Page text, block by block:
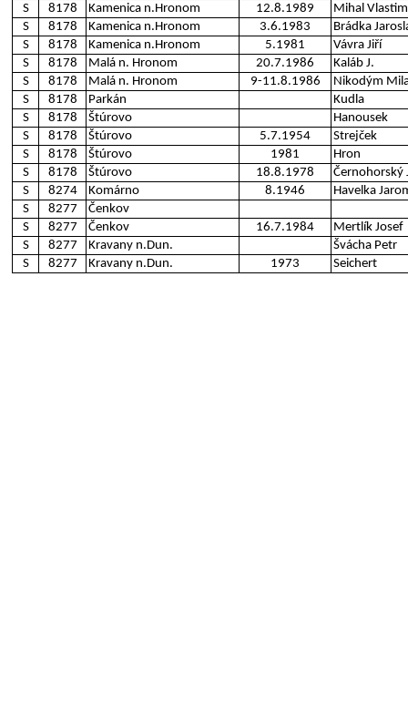
S
8178 Kamenica n.Hronom 12.8.1989
Mihal
S
8178 Kamenica n.Hronom 3.6.1983
Brádka
S
8178 Kamenica n.Hronom 5.1981
Vávra Jiří
S
8178 Malá n. Hronom 20.7.1986
Kaláb J.
S
8178 Malá n. Hronom 9-11.8.1986
Nikodým
S
8178 Parkán
Kudla
S
8178 Štúrovo
Hanousek
S
8178 Štúrovo 5.7.1954
Strejček
S
8178 Štúrovo 1981
Hron
S
8178 Štúrovo 18.8.1978
Černohorský
S
8274 Komárno 8.1946
Havelka
S
8277
Čenkov
S
8277 Čenkov 16.7.1984
Mertlík Josef
S
8277 Kravany n.Dun.
Švácha Petr
S
8277 Kravany n.Dun. 1973 Seichert